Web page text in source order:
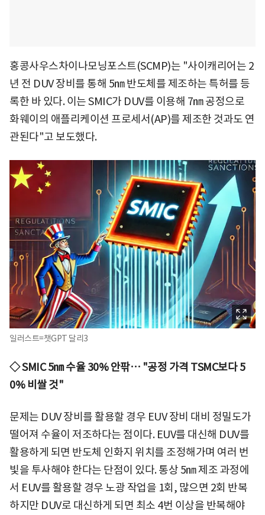
홍콩사우스차이나모닝포스트(SCMP)는 "사이캐리어는 2
년 전 DUV 장비를 통해 5㎚ 반도체를 제조하는 특허를 등
록한 바 있다. 이는 SMIC가 DUV를 이용해 7㎚ 공정으로
화웨이의 애플리케이션 프로세서(AP)를 제조한 것과도 연
관된다"고 보도했다.
일러스트=챗GPT 달리3
◇ SMIC 5㎚ 수율 30% 안팎… "공정 가격 TSMC보다 5
0% 비쌀 것"
문제는 DUV 장비를 활용할 경우 EUV 장비 대비 정밀도가
떨어져 수율이 저조하다는 점이다. EUV를 대신해 DUV를
활용하게 되면 반도체 인화지 위치를 조정해가며 여러 번
빛을 투사해야 한다는 단점이 있다. 통상 5㎚ 제조 과정에
서 EUV를 활용할 경우 노광 작업을 1회, 많으면 2회 반복
하지만 DUV로 대신하게 되면 최소 4번 이상을 반복해야